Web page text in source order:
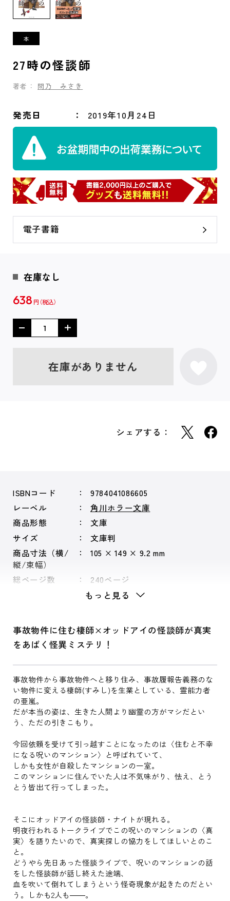
27時の怪談師
著者： 問乃 みさき
発売日 2019年10月24日
電子書籍
在庫なし
638 円
在庫がありません
シェアする：
ISBNコード
9784041086605
レーベル
角川ホラー文庫
商品形態
文庫
サイズ
文庫判
商品寸法（横/
縦/束幅）
105 × 149 × 9.2 mm
総ページ数 240ページ
もっと見る
事故物件に住む棲師×オッドアイの怪談師が真実
をあばく怪異ミステリ！
事故物件から事故物件へと移り住み、事故履報告義務のな
い物件に変える棲師(すみし)を生業としている、霊能力者
の亜嵐。
だが本当の姿は、生きた人間より幽霊の方がマシだとい
う、ただの引きこもり。
今回依頼を受けて引っ越すことになったのは〈住むと不幸
になる呪いのマンション〉と呼ばれていて、
しかも女性が自殺したマンションの一室。
このマンションに住んでいた人は不気味がり、怯え、とう
とう皆出て行ってしまった。
そこにオッドアイの怪談師・ナイトが現れる。
明夜行われるトークライブでこの呪いのマンションの〈真
実〉を語りたいので、真実探しの協力をしてほしいとのこ
と。
どうやら先日あった怪談ライブで、呪いのマンションの話
をした怪談師が話し終えた途端、
血を吹いて倒れてしまうという怪奇現象が起きたのだとい
う。しかも2人も――。